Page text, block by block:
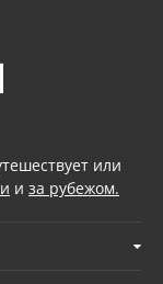
или
и за рубежом.